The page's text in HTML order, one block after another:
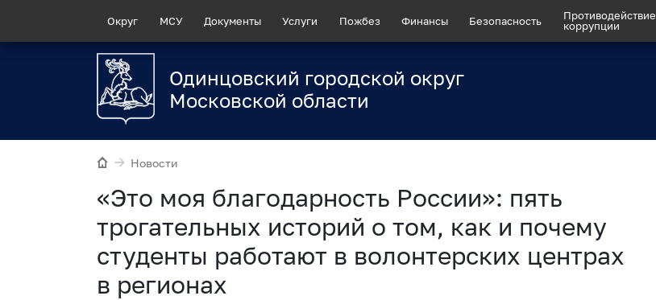
Округ МСУ Документы Услуги Пожбез Финансы Безопасность
Противодействие
коррупции
Одинцовский городской округ
Московской области
Новости
«Это моя благодарность России»: пять
трогательных историй о том, как и почему
студенты работают в волонтерских центрах
в регионах